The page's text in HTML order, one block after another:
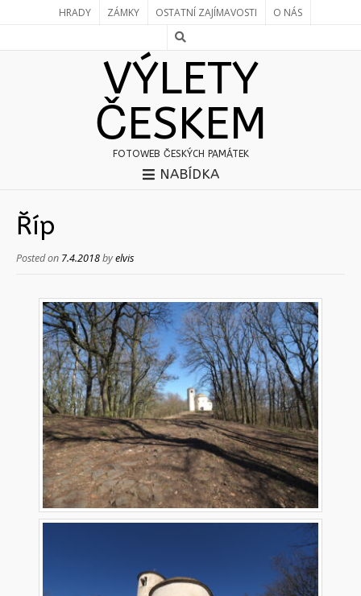
HRADY ZÁMKY OSTATNÍ ZAJÍMAVOSTI O NÁS
VÝLETY
ČESKEM
FOTOWEB ČESKÝCH PAMÁTEK
NABÍDKA
Říp
Posted on 7.4.2018byelvis